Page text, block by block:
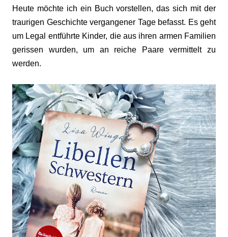
Heute möchte ich ein Buch vorstellen, das sich mit der
traurigen Geschichte vergangener Tage befasst. Es geht
um Legal entführte Kinder, die aus ihren armen Familien
gerissen wurden, um an reiche Paare vermittelt zu
werden.